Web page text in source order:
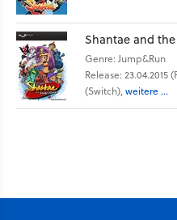
Shantae and
Genre: Jump&Run
Release: 23.04.2015
(Switch), weitere ...